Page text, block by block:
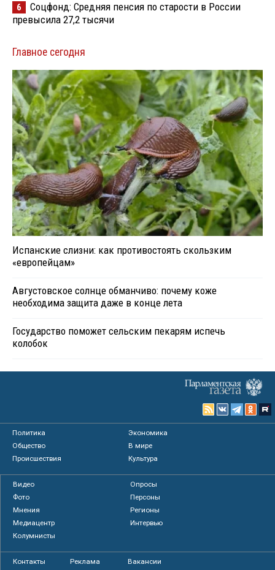
6
Соцфонд: Средняя пенсия по старости в России
превысила 27,2 тысячи
Главное сегодня
Испанские слизни: как противостоять скользким
«европейцам»
Августовское солнце обманчиво: почему коже
необходима защита даже в конце лета
Государство поможет сельским пекарям испечь
колобок
Политика
Экономика
Общество
В мире
Происшествия
Культура
Видео
Опросы
Фото
Персоны
Мнения
Регионы
Медиацентр
Интервью
Колумнисты
Контакты Реклама Вакансии